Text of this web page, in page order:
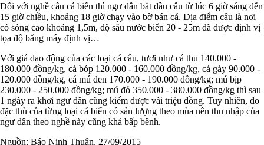
Đối với nghề câu cá biển thì ngư dân bắt đầu câu từ lúc 6 giờ sáng đến
15 giờ chiều, khoảng 18 giờ chạy vào bờ bán cá. Địa điểm câu là nơi
có sóng cao khoảng 1,5m, độ sâu nước biển 20 - 25m đã được định vị
tọa độ bằng máy định vị…
Với giá dao động của các loại cá câu, tươi như cá thu 140.000 -
180.000 đồng/kg, cá bóp 120.000 - 160.000 đồng/kg, cá gáy 90.000 -
120.000 đồng/kg, cá mú đen 170.000 - 190.000 đồng/kg; mú bịp
230.000 - 250.000 đồng/kg; mú đỏ 350.000 - 380.000 đồng/kg thì sau
1 ngày ra khơi ngư dân cũng kiếm được vài triệu đồng. Tuy nhiên, do
đặc thù của từng loại cá biển có sản lượng theo mùa nên thu nhập của
ngư dân theo nghề này cũng khá bấp bênh.
Nguồn: Báo Ninh Thuận, 27/09/2015